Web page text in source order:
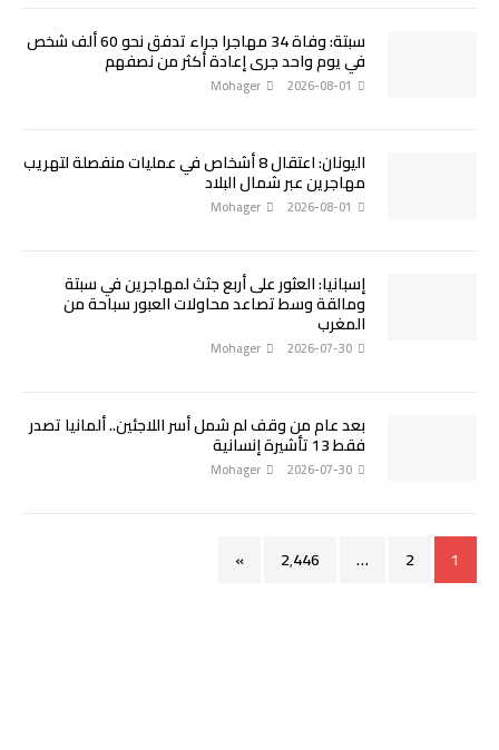
سبتة: وفاة 34 مهاجرا جراء تدفق نحو 60 ألف شخص
في يوم واحد جرى إعادة أكثر من نصفهم
2026-08-01
Mohager
اليونان: اعتقال 8 أشخاص في عمليات منفصلة لتهريب
مهاجرين عبر شمال البلاد
2026-08-01
Mohager
إسبانيا: العثور على أربع جثث لمهاجرين في سبتة
ومالقة وسط تصاعد محاولات العبور سباحة من
المغرب
2026-07-30
Mohager
بعد عام من وقف لم شمل أسر اللاجئين.. ألمانيا تصدر
فقط 13 تأشيرة إنسانية
2026-07-30
Mohager
1
2
… 2٬446 »